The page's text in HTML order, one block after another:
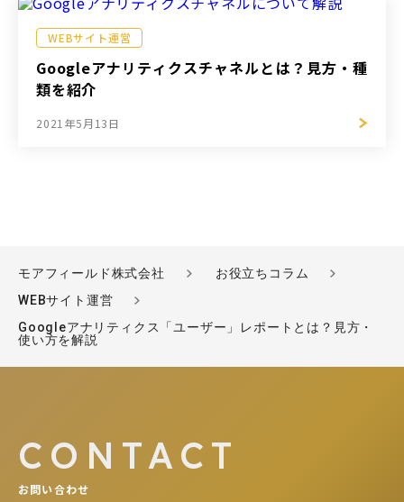
WEBサイト運営
Googleアナリティクスチャネルとは？見方・種
類を紹介
2021年5月13日
モアフィールド株式会社
お役立ちコラム
WEBサイト運営
Googleアナリティクス「ユーザー」レポートとは？見方・
使い方を解説
CONTACT
お問い合わせ